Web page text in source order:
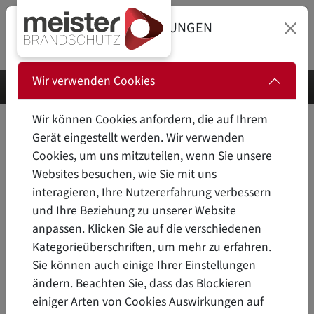
MUSTERBAUORDNUNG (MBO)
& LANDESBAUORDNUNGEN
(LBOS)
Diebaurechtlichen Vorschriften in Deutschland
basieren auf einemzweistufigen System, das
aus derMusterbauordnung (MBO)und den
Landesbauordnungen (LBOs)besteht. Diese
Struktur bietet einerseits einheitliche Standards
DATENSCHUTZEINSTELLUNGEN
Wir verwenden Cookies
Wir können Cookies anfordern, die auf Ihrem
Gerät eingestellt werden. Wir verwenden
Cookies, um uns mitzuteilen, wenn Sie unsere
Websites besuchen, wie Sie mit uns
interagieren, Ihre Nutzererfahrung verbessern
und Ihre Beziehung zu unserer Website
anpassen. Klicken Sie auf die verschiedenen
Kategorieüberschriften, um mehr zu erfahren.
Sie können auch einige Ihrer Einstellungen
ändern. Beachten Sie, dass das Blockieren
einiger Arten von Cookies Auswirkungen auf